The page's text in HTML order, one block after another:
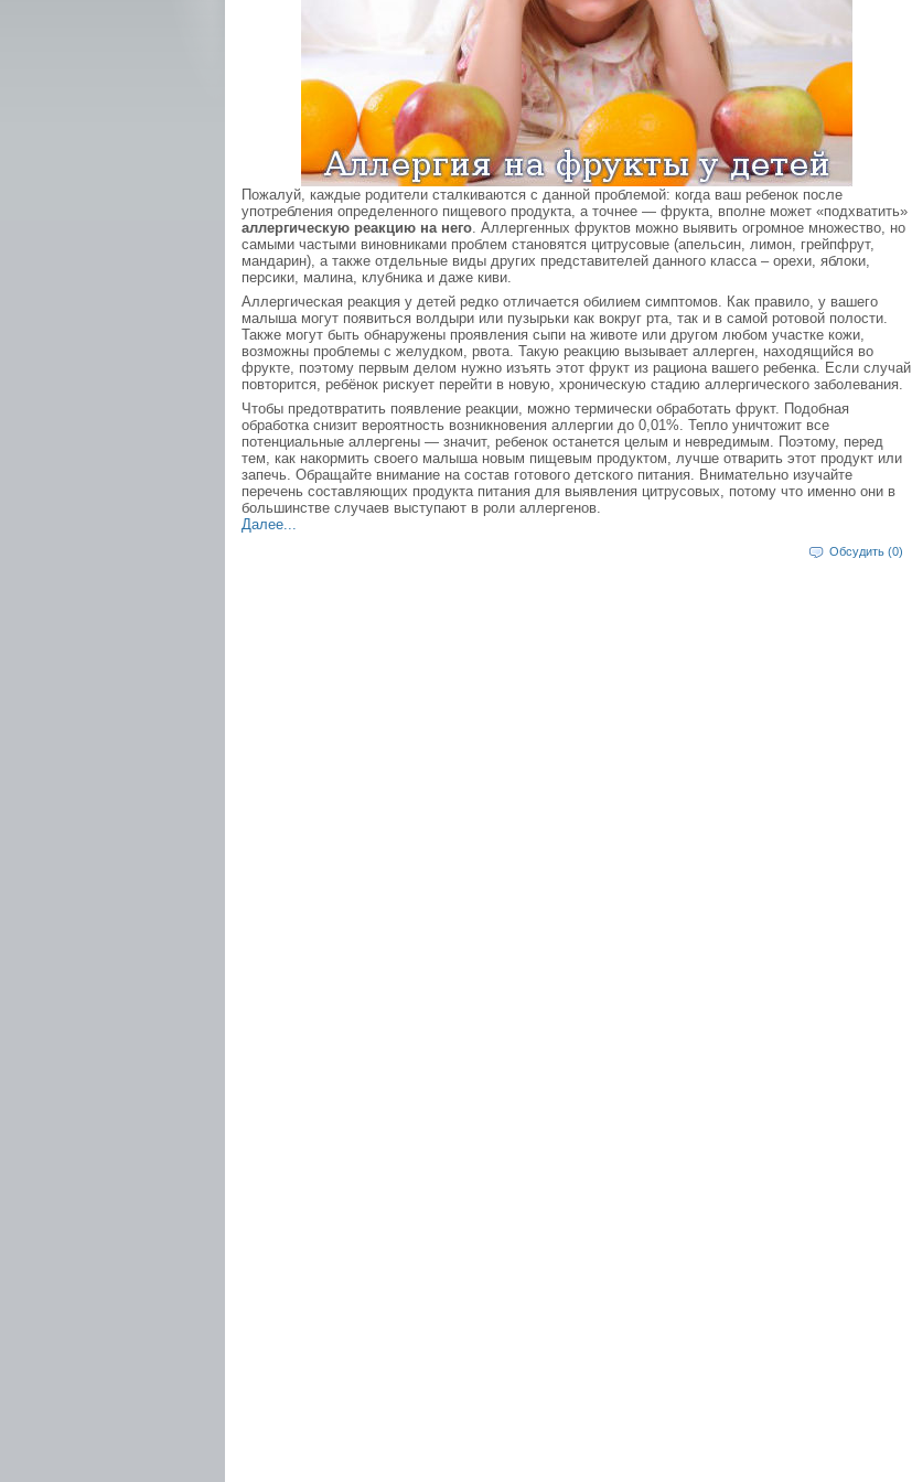
Пожалуй, каждые родители сталкиваются с данной проблемой: когда ваш ребенок после
употребления определенного пищевого продукта, а точнее — фрукта, вполне может «подхватить»
аллергическую реакцию на него. Аллергенных фруктов можно выявить огромное множество, но
самыми частыми виновниками проблем становятся цитрусовые (апельсин, лимон, грейпфрут,
мандарин), а также отдельные виды других представителей данного класса – орехи, яблоки,
персики, малина, клубника и даже киви.
Аллергическая реакция у детей редко отличается обилием симптомов. Как правило, у вашего
малыша могут появиться волдыри или пузырьки как вокруг рта, так и в самой ротовой полости.
Также могут быть обнаружены проявления сыпи на животе или другом любом участке кожи,
возможны проблемы с желудком, рвота. Такую реакцию вызывает аллерген, находящийся во
фрукте, поэтому первым делом нужно изъять этот фрукт из рациона вашего ребенка. Если случай
повторится, ребёнок рискует перейти в новую, хроническую стадию аллергического заболевания.
Чтобы предотвратить появление реакции, можно термически обработать фрукт. Подобная
обработка снизит вероятность возникновения аллергии до 0,01%. Тепло уничтожит все
потенциальные аллергены — значит, ребенок останется целым и невредимым. Поэтому, перед
тем, как накормить своего малыша новым пищевым продуктом, лучше отварить этот продукт или
запечь. Обращайте внимание на состав готового детского питания. Внимательно изучайте
перечень составляющих продукта питания для выявления цитрусовых, потому что именно они в
большинстве случаев выступают в роли аллергенов.
Далее...
Обсудить (0)